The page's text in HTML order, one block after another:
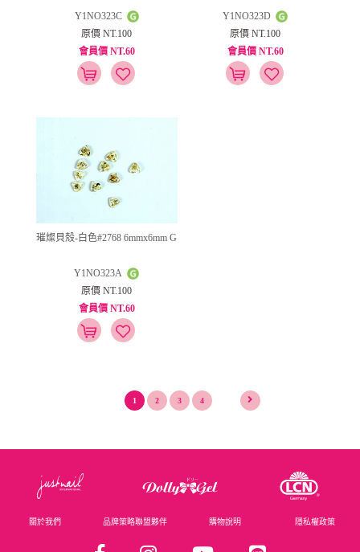
Y1NO323C
原價 NT.100
會員價 NT.60
Y1NO323D
原價 NT.100
會員價 NT.60
璀燦貝殼-白色#2768 6mmx6mm G
Y1NO323A
原價 NT.100
會員價 NT.60
1 2 3 4
關於我們 品牌策略聯盟夥伴 購物說明 隱私權政策